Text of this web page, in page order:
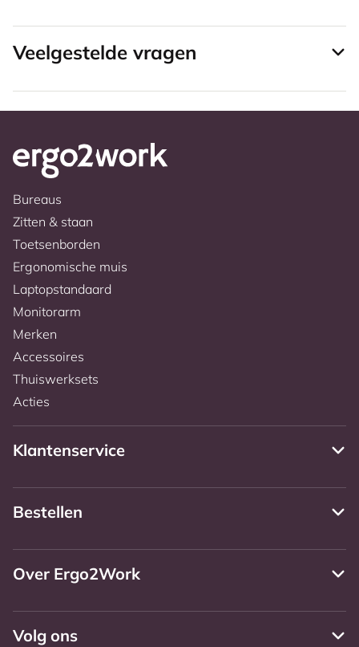
Veelgestelde vragen
Bureaus
Zitten & staan
Toetsenborden
Ergonomische muis
Laptopstandaard
Monitorarm
Merken
Accessoires
Thuiswerksets
Acties
Klantenservice
Bestellen
Over Ergo2Work
Volg ons